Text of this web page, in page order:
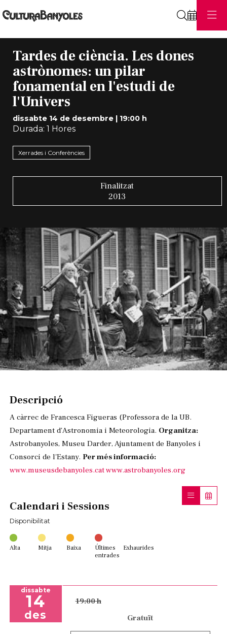
Tardes de ciència. Les dones
astrònomes: un pilar
fonamental en l'estudi de
l'Univers
dissabte 14 de desembre| 19:00 h
Durada: 1 Hores
Xerrades i Conferències
Finalitzat
2013
Descripció
A càrrec de Francesca Figueras (Professora de la UB.
Departament d'Astronomia i Meteorologia. Organitza:
Astrobanyoles, Museu Darder, Ajuntament de Banyoles i
Consorci de l'Estany. Per més informació:
www.museusdebanyoles.catwww.astrobanyoles.org
Calendari i Sessions
Disponibilitat
Alta Mitja Baixa
Últimes
entrades
Exhaurides
dissabte
14
des
19:00 h
Gratuït